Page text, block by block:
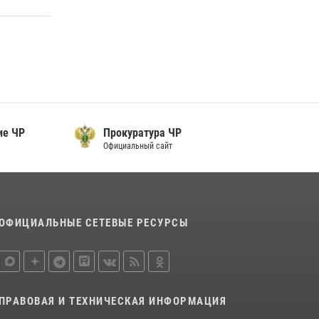
Сотрудник ОМОН «АХМАТ-1» поделился
28 июля 2026, 12:32
ЧР Прокуратура ЧР
Официальный сайт
СЕТЕВЫЕ РЕСУРСЫ
ПРАВОВАЯ И ТЕХНИЧЕСКАЯ ИНФОРМАЦИЯ